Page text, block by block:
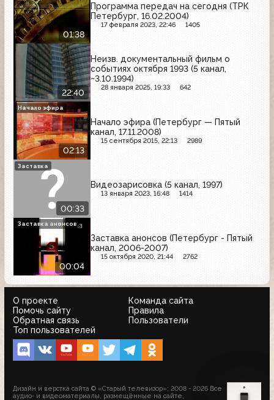
01:38
Программа передач на сегодня (ТРК
Петербург, 16.02.2004)
17 февраля 2023, 22:46 1405
22:40
Неизв. документальный фильм о
событиях октября 1993 (5 канал,
~3.10.1994)
28 января 2025, 19:33 642
02:13
Начало эфира (Петербург — Пятый
канал, 17.11.2008)
15 сентября 2015, 22:13 2989
Начало эфира
00:33
Видеозарисовка (5 канал, 1997)
13 января 2023, 16:48 1414
Заставка
00:04
Заставка анонсов (Петербург - Пятый
канал, 2006-2007)
15 октября 2020, 21:44 2762
Заставка анонсов
О проекте
Команда сайта
Помочь сайту
Правила
Обратная связь
Пользователи
Топ пользователей
Дизайн и верстка сайта © «Старый телевизор»; 2008 - 2026 Все
аудио- и видеоматериалы, размещённые на сайте,